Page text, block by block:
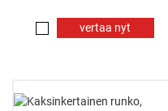
vertaa nyt